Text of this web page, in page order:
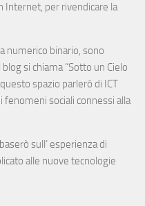
Internet, per rivendicare la
numerico binario, sono
si chiama “Sotto un Cielo
spazio parlerò di ICT
fenomeni sociali connessi alla
sull’ esperienza di
alle nuove tecnologie